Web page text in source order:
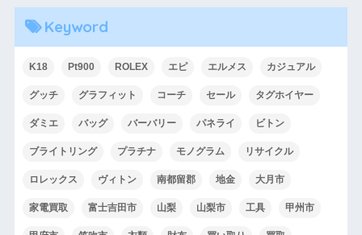
Keyword
K18 Pt900 ROLEX エピ エルメス カジュアル
グッチ グラフィット コーチ セール タグホイヤー
ダミエ バッグ バーバリー パネライ ビトン
ブライトリング プラチナ モノグラム リサイクル
ロレックス ヴィトン 南都留郡 地金 大月市
家電買取 富士吉田市 山梨 山梨市 工具 甲州市